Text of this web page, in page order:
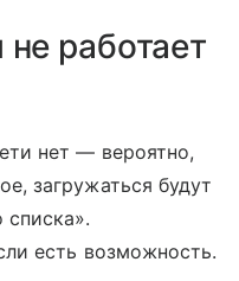
работает
нет — вероятно,
загружаться будут
списка».
есть возможность.